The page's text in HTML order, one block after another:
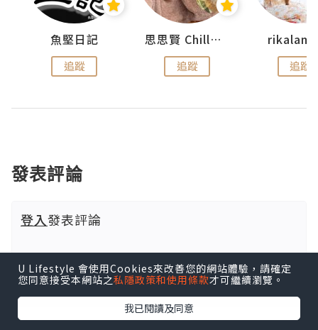
魚堅日記
追蹤
思思賢 ChillMyBabe
追蹤 追蹤
發表評論
登入發表評論
U Lifestyle 會使用Cookies來改善您的網站體驗，請確定
您同意接受本網站之私隱政策和使用條款才可繼續瀏覽。
我已閱讀及同意